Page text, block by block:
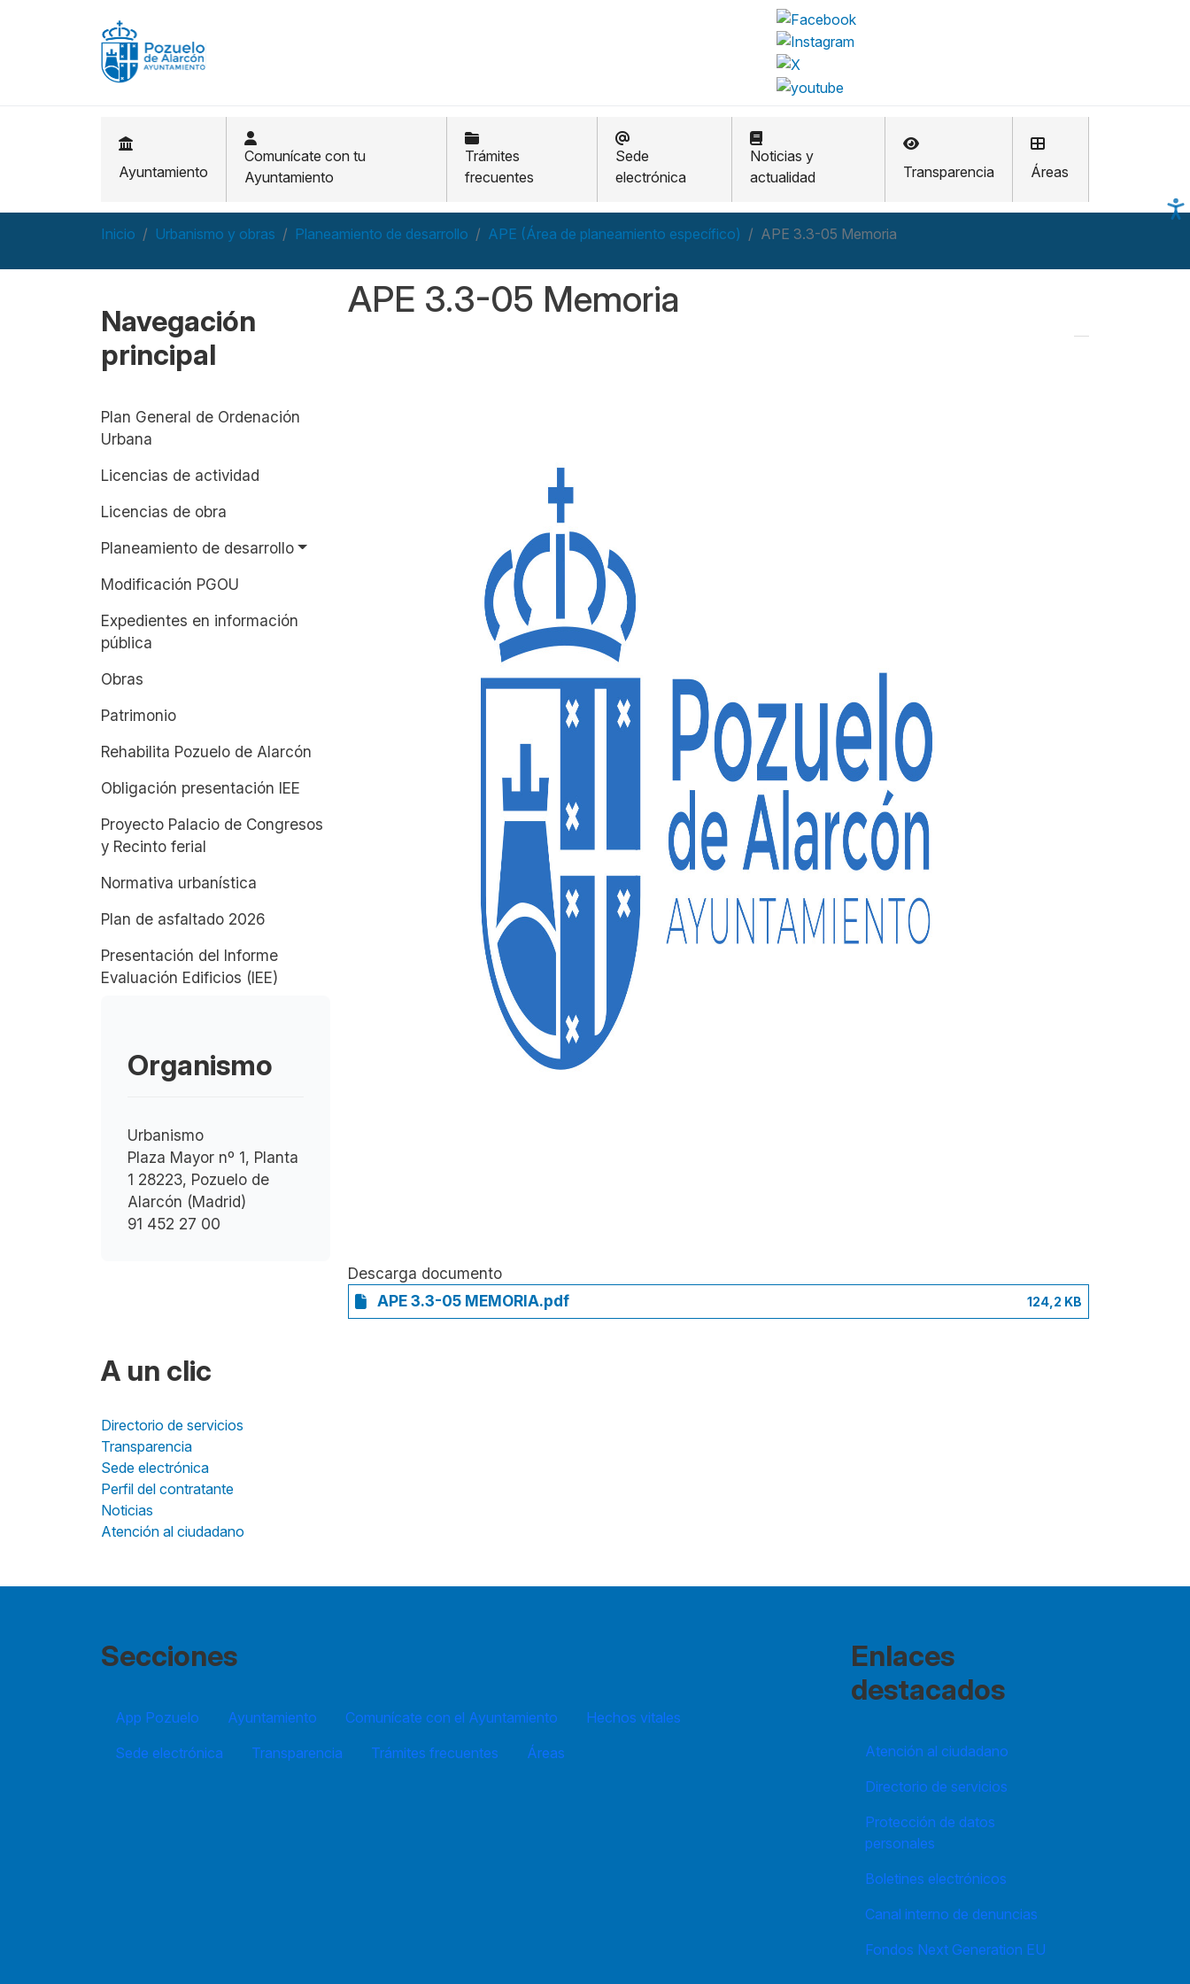
Ayuntamiento
Comunícate con tu
Ayuntamiento
Trámites
frecuentes
Sede
electrónica
Noticias y
actualidad
Transparencia Áreas
Inicio Urbanismo y obras Planeamiento de desarrollo APE (Área de planeamiento específico) APE 3.3-05 Memoria
Navegación
principal
Plan General de Ordenación
Urbana
Licencias de actividad
Licencias de obra
Planeamiento de desarrollo
Modificación PGOU
Expedientes en información
pública
Obras
Patrimonio
Rehabilita Pozuelo de Alarcón
Obligación presentación IEE
Proyecto Palacio de Congresos
y Recinto ferial
Normativa urbanística
Plan de asfaltado 2026
Presentación del Informe
Evaluación Edificios (IEE)
Organismo
Urbanismo
Plaza Mayor nº 1, Planta
1 28223, Pozuelo de
Alarcón (Madrid)
91 452 27 00
APE 3.3-05 Memoria
Descarga documento
APE 3.3-05 MEMORIA.pdf
124,2 KB
A un clic
Directorio de servicios
Transparencia
Sede electrónica
Perfil del contratante
Noticias
Atención al ciudadano
Secciones
App Pozuelo Ayuntamiento Comunícate con el Ayuntamiento
Hechos vitales
Sede electrónica
Transparencia Trámites frecuentes Áreas
Enlaces
destacados
Atención al ciudadano
Directorio de servicios
Protección de datos
personales
Boletines electrónicos
Canal interno de denuncias
Fondos Next Generation EU